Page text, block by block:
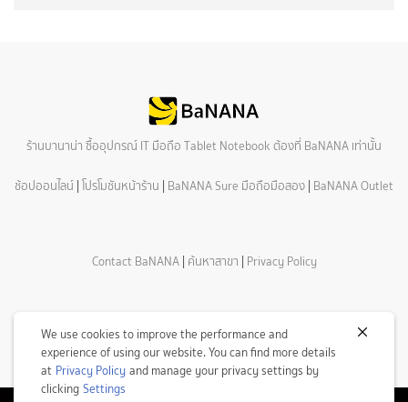
ร้านบานาน่า ซื้ออุปกรณ์ IT มือถือ Tablet Notebook ต้องที่ BaNANA เท่านั้น
ช้อปออนไลน์ โปรโมชันหน้าร้าน BaNANA Sure มือถือมือสอง BaNANA Outlet
Contact BaNANA| ค้นหาสาขา Privacy Policy
We use cookies to improve the performance and
experience of using our website. You can find more details
at Privacy Policy and manage your privacy settings by
clicking Settings